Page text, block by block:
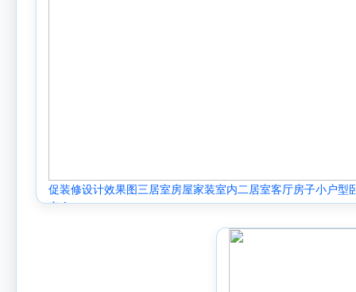
促装修设计效果图三居室房屋家装室内二居室客厅房子小户型
室全